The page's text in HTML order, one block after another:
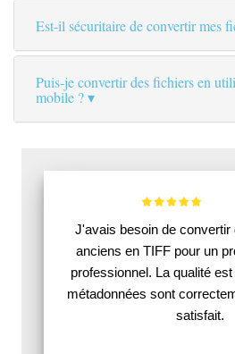
Est-il sécuritaire de convertir mes
Puis-je convertir des fichiers en
mobile ?
J'avais besoin de
anciens en TIFF pour un
professionnel. La qualité
métadonnées sont
satisfait.